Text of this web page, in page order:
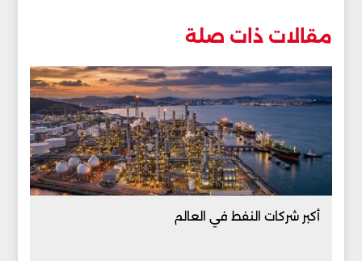
مقالات ذات صلة
أكبر شركات النفط في العالم